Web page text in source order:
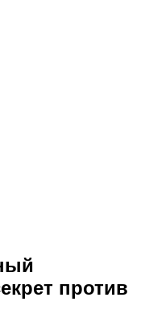
против